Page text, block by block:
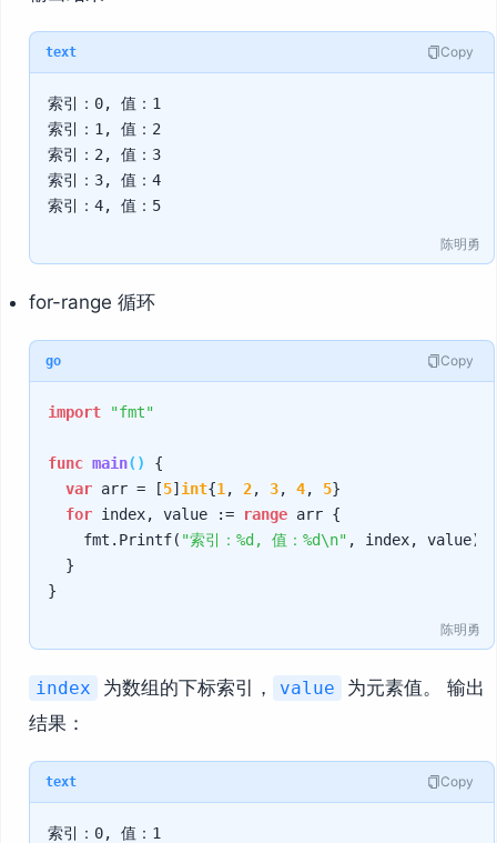
text Copy
索引：0, 值：1
索引：1, 值：2
索引：2, 值：3
索引：3, 值：4
索引：4, 值：5
陈明勇
for-range 循环
go Copy
import "fmt"
func main()
{
var arr = [5] int{1 , 2, 3, 4, 5}
for index, value := range arr {
		fmt.Printf(
"索引：%d, 值：%d\n" , index, value)
陈明勇
index 为数组的下标索引， value
为元素值。 输出
结果：
text Copy
索引：0, 值：1